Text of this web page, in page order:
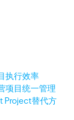
执行效率
项目统一管理
Project替代方